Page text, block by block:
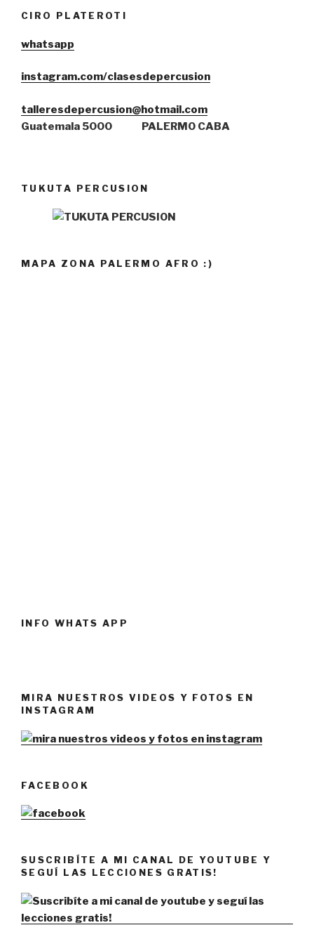
CIRO PLATEROTI
whatsapp
instagram.com/clasesdepercusion
talleresdepercusion@hotmail.com
Guatemala 5000 PALERMO CABA
TUKUTA PERCUSION
MAPA ZONA PALERMO AFRO :)
INFO WHATS APP
MIRA NUESTROS VIDEOS Y FOTOS EN
INSTAGRAM
FACEBOOK
SUSCRIBÍTE A MI CANAL DE YOUTUBE Y
SEGUÍ LAS LECCIONES GRATIS!